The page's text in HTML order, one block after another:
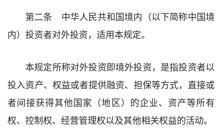
第二条 中华人民共和国境内（以下简称中国境
内）投资者对外投资，适用本规定。
本规定所称对外投资即境外投资，是指投资者以
投入资产、权益或者提供融资、担保等方式，直接或
者间接获得其他国家（地区）的企业、资产等所有
权、控制权、经营管理权以及其他相关权益的活动。